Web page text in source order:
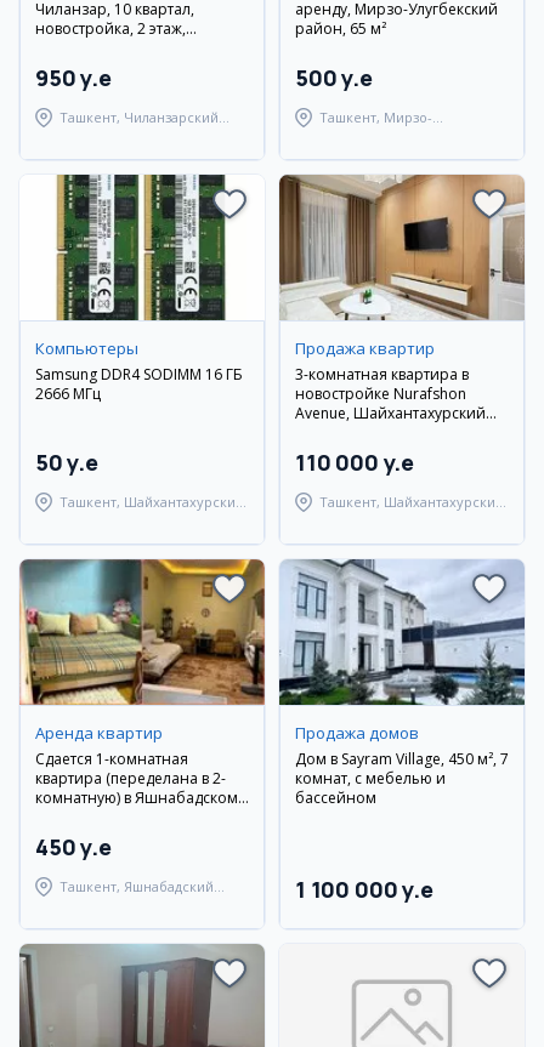
Чиланзар, 10 квартал,
новостройка, 2 этаж,
950 y.e
Ташкент, Чиланзарский
аренду, Мирзо-Улугбекский
район, 65 м²
500 y.e
Ташкент, Мирзо-
Компьютеры
Samsung DDR4 SODIMM 16 ГБ
2666 МГц
50 y.e
Ташкент, Шайхантахурский
Продажа квартир
3-комнатная квартира в
новостройке Nurafshon
Avenue, Шайхантахурский
110 000 y.e
Ташкент, Шайхантахурский
Аренда квартир
Сдается 1-комнатная
квартира (переделана в 2-
комнатную) в Яшнабадском
450 y.e
Ташкент, Яшнабадский
Продажа домов
Дом в Sayram Village, 450 м², 7
комнат, с мебелью и
бассейном
1 100 000 y.e